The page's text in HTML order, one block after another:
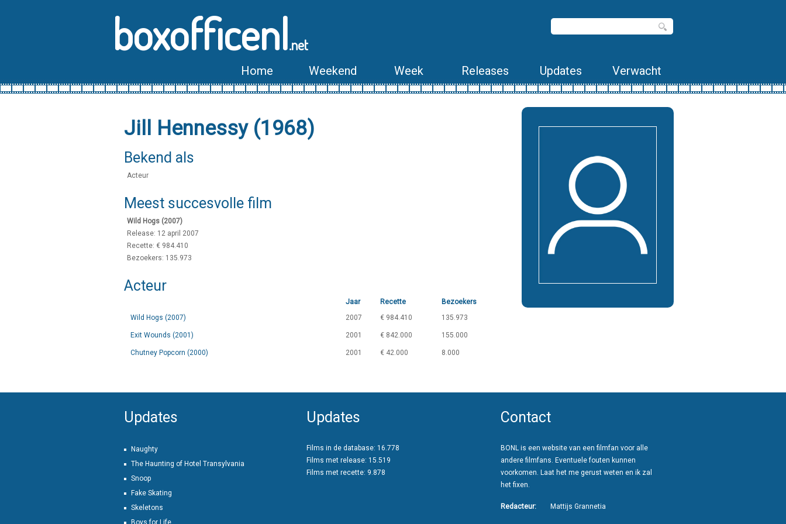
boxofficenl.net
Home Weekend Week Releases Updates Verwacht
Jill Hennessy (1968)
Bekend als
Acteur
Meest succesvolle film
Wild Hogs (2007)
Release: 12 april 2007
Recette: € 984.410
Bezoekers: 135.973
Acteur
Jaar Recette
Bezoekers
Wild Hogs (2007)
2007 € 984.410 135.973
Exit Wounds (2001) 2001 € 842.000 155.000
Chutney Popcorn (2000) 2001 € 42.000 8.000
Updates
Naughty
The Haunting of Hotel Transylvania
Snoop
Fake Skating
Skeletons
Boys for Life
Updates
Films in de database: 16.778
Films met release: 15.519
Films met recette: 9.878
Contact
BONL is een website van een filmfan voor alle
andere filmfans. Eventuele fouten kunnen
voorkomen. Laat het me gerust weten en ik zal
het fixen.
Redacteur: Mattijs Grannetia